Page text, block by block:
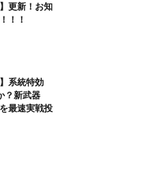
更新！お知
！！
系統特効
？新武器
最速実戦投